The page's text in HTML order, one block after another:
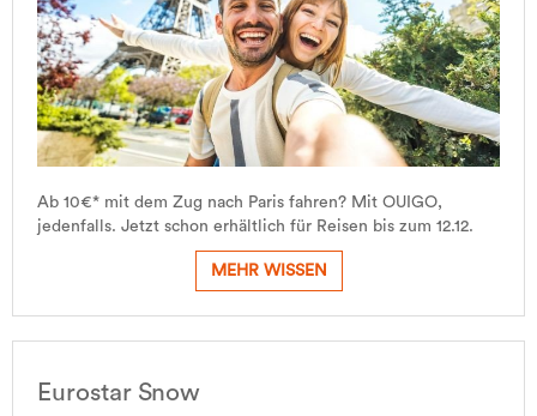
Ab 10€* mit dem Zug nach Paris fahren? Mit OUIGO,
jedenfalls. Jetzt schon erhältlich für Reisen bis zum 12.12.
MEHR WISSEN
Eurostar Snow